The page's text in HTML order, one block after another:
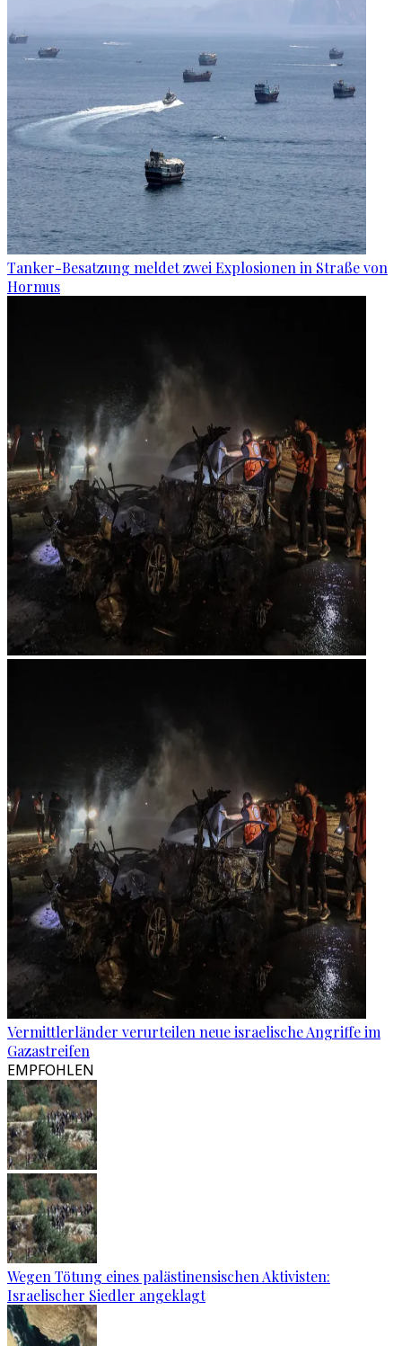
Tanker-Besatzung meldet zwei Explosionen in Straße von
Hormus
Vermittlerländer verurteilen neue israelische Angriffe im
Gazastreifen
EMPFOHLEN
Wegen Tötung eines palästinensischen Aktivisten:
Israelischer Siedler angeklagt